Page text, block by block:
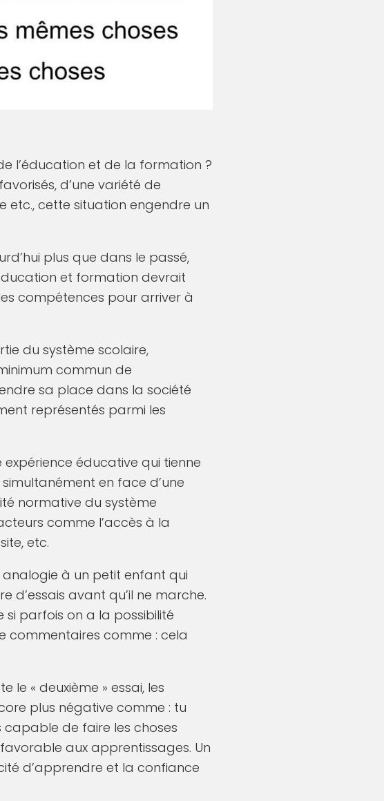
l’éducation et de la formation ?
d’une variété de
etc., cette situation engendre un
plus que dans le passé,
et formation devrait
compétences pour arriver à
du système scolaire,
commun de
sa place dans la société
représentés parmi les
éducative qui tienne
en face d’une
normative du système
comme l’accès à la
etc.
à un petit enfant qui
avant qu’il ne marche.
si parfois on a la possibilité
commentaires comme : cela
« deuxième » essai, les
plus négative comme : tu
capable de faire les choses
aux apprentissages. Un
d’apprendre et la confiance